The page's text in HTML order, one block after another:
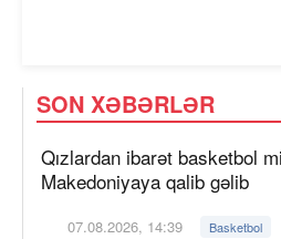
SON XƏBƏRLƏR
Qızlardan ibarət basketbol
Makedoniyaya qalib gəlib
07.08.2026, 14:39 Basketbol